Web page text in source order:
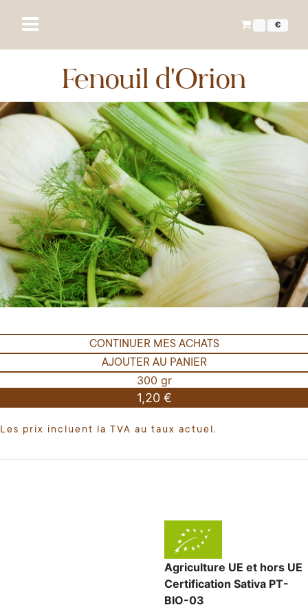
€
Fenouil d'Orion
CONTINUER MES ACHATS
AJOUTER AU PANIER
300 gr
1,20 €
Les prix incluent la TVA au taux actuel.
Agriculture UE et hors UE
Certification Sativa PT-
BIO-03